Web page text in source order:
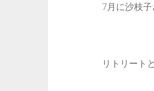
7月に沙枝
リトリート